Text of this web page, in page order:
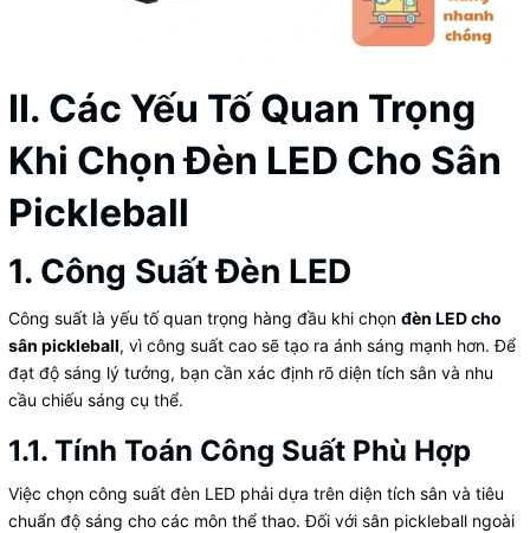
II. Các Yếu Tố Quan Trọng
Khi Chọn Đèn LED Cho Sân
Pickleball
1. Công Suất Đèn LED
Công suất là yếu tố quan trọng hàng đầu khi chọn đèn LED cho
sân pickleball, vì công suất cao sẽ tạo ra ánh sáng mạnh hơn. Để
đạt độ sáng lý tưởng, bạn cần xác định rõ diện tích sân và nhu
cầu chiếu sáng cụ thể.
1.1. Tính Toán Công Suất Phù Hợp
Việc chọn công suất đèn LED phải dựa trên diện tích sân và tiêu
chuẩn độ sáng cho các môn thể thao. Đối với sân pickleball ngoài